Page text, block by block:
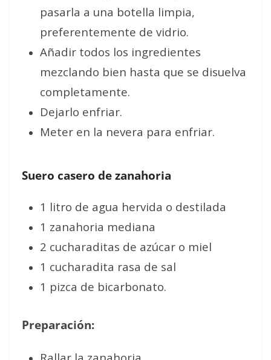
pasarla a una botella limpia,
preferentemente de vidrio.
Añadir todos los ingredientes
mezclando bien hasta que se disuelva
completamente.
Dejarlo enfriar.
Meter en la nevera para enfriar.
Suero casero de zanahoria
1 litro de agua hervida o destilada
1 zanahoria mediana
2 cucharaditas de azúcar o miel
1 cucharadita rasa de sal
1 pizca de bicarbonato.
Preparación: